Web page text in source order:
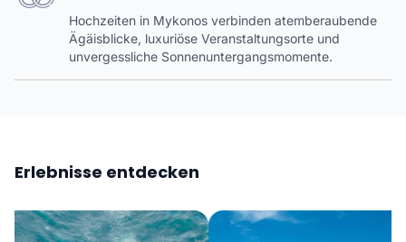
Hochzeiten in Mykonos verbinden atemberaubende
Ägäisblicke, luxuriöse Veranstaltungsorte und
unvergessliche Sonnenuntergangsmomente.
Erlebnisse entdecken